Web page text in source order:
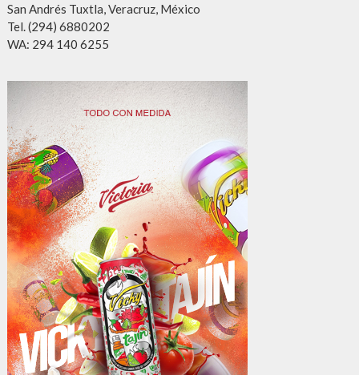
San Andrés Tuxtla, Veracruz, México
Tel. (294) 6880202
WA: 294 140 6255